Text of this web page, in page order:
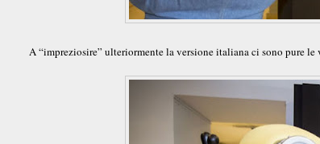
A “impreziosire” ulteriormente la versione italiana ci sono pure